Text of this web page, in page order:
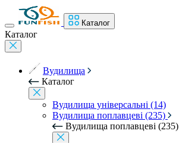
Каталог
Каталог
Вудилища
Каталог
Вудилища універсальні (14)
Вудилища поплавцеві (235)
Вудилища поплавцеві (235)